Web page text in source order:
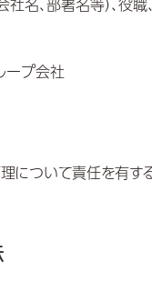
ープ会社
について責任を有す